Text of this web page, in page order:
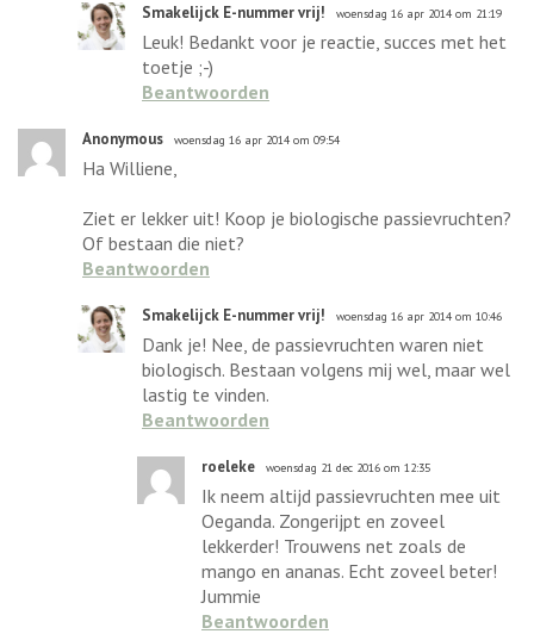
Smakelijck E-nummer vrij! woensdag 16 apr 2014 om 21:19
Leuk! Bedankt voor je reactie, succes met het
toetje ;-)
Beantwoorden
Anonymous woensdag 16 apr 2014 om 09:54
Ha Williene,
Ziet er lekker uit! Koop je biologische passievruchten?
Of bestaan die niet?
Beantwoorden
Smakelijck E-nummer vrij! woensdag 16 apr 2014 om 10:46
Dank je! Nee, de passievruchten waren niet
biologisch. Bestaan volgens mij wel, maar wel
lastig te vinden.
Beantwoorden
roeleke woensdag 21 dec 2016 om 12:35
Ik neem altijd passievruchten mee uit
Oeganda. Zongerijpt en zoveel
lekkerder! Trouwens net zoals de
mango en ananas. Echt zoveel beter!
Jummie
Beantwoorden